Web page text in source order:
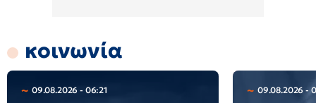
κοινωνία
09.08.2026 - 06:21 09.08.2026 -